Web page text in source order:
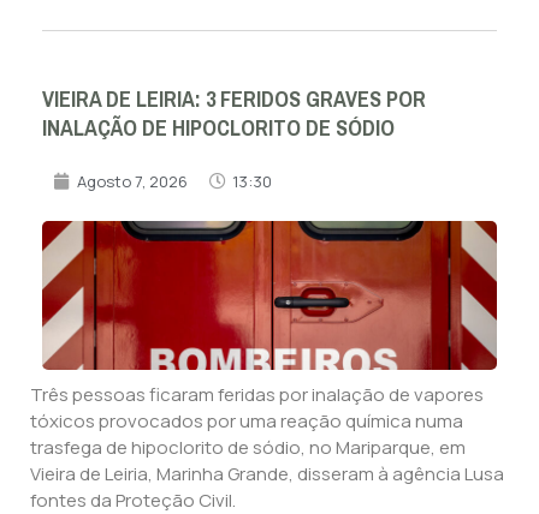
VIEIRA DE LEIRIA: 3 FERIDOS GRAVES POR
INALAÇÃO DE HIPOCLORITO DE SÓDIO
Agosto 7, 2026 13:30
Três pessoas ficaram feridas por inalação de vapores
tóxicos provocados por uma reação química numa
trasfega de hipoclorito de sódio, no Mariparque, em
Vieira de Leiria, Marinha Grande, disseram à agência Lusa
fontes da Proteção Civil.